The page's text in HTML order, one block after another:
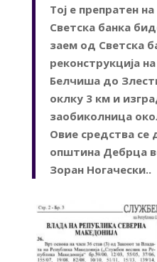
Тој е препратен
Светска банка
заем од Светска
реконструкција
Белчиша до
оклку 3 км и
заобиколница
Овие средства се
општина Дебрца
Зоран Ногачески..